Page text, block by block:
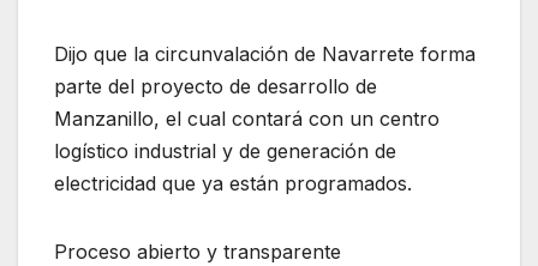
Dijo que la circunvalación de Navarrete forma
parte del proyecto de desarrollo de
Manzanillo, el cual contará con un centro
logístico industrial y de generación de
electricidad que ya están programados.
Proceso abierto y transparente